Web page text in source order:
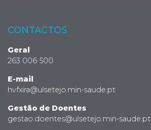
CONTACTOS
Geral
263 006 500
E-mail
hvfxira@ulsetejo.min-saude.pt
Gestão de Doentes
gestao.doentes@ulsetejo.min-saude.pt